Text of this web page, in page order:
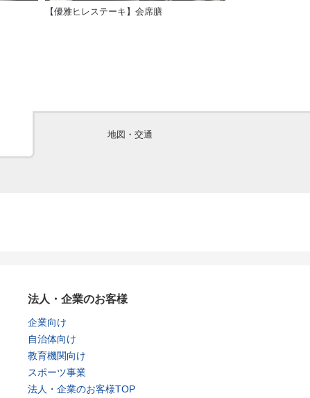
【優雅ヒレステーキ】会席膳
地図・交通
法人・企業のお客様
企業向け
自治体向け
教育機関向け
スポーツ事業
法人・企業のお客様TOP